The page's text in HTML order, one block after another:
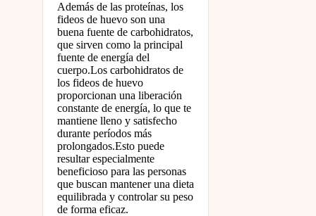
Además de las proteínas, los
fideos de huevo son una
buena fuente de carbohidratos,
que sirven como la principal
fuente de energía del
cuerpo.Los carbohidratos de
los fideos de huevo
proporcionan una liberación
constante de energía, lo que te
mantiene lleno y satisfecho
durante períodos más
prolongados.Esto puede
resultar especialmente
beneficioso para las personas
que buscan mantener una dieta
equilibrada y controlar su peso
de forma eficaz.